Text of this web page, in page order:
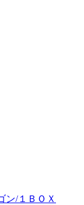
ン/１ＢＯＸ